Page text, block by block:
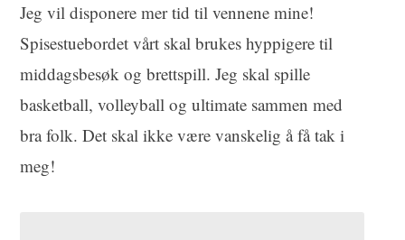
Jeg vil disponere mer tid til vennene mine!
Spisestuebordet vårt skal brukes hyppigere til
middagsbesøk og brettspill. Jeg skal spille
basketball, volleyball og ultimate sammen med
bra folk. Det skal ikke være vanskelig å få tak i
meg!